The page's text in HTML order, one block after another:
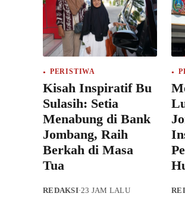
PERISTIWA
Kisah Inspiratif Bu
Sulasih: Setia
Menabung di Bank
Jombang, Raih
Berkah di Masa
Tua
REDAKSI·23 JAM LALU